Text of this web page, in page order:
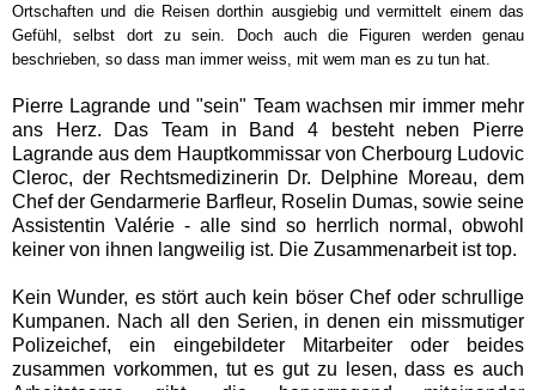
Ortschaften und die Reisen dorthin ausgiebig und vermittelt einem das
Gefühl, selbst dort zu sein. Doch auch die Figuren werden genau
beschrieben, so dass man immer weiss, mit wem man es zu tun hat.
Pierre Lagrande und "sein" Team wachsen mir immer mehr
ans Herz. Das Team in Band 4 besteht neben Pierre
Lagrande aus dem Hauptkommissar von Cherbourg Ludovic
Cleroc, der Rechtsmedizinerin Dr. Delphine Moreau, dem
Chef der Gendarmerie Barfleur, Roselin Dumas, sowie seine
Assistentin Valérie - alle sind so herrlich normal, obwohl
keiner von ihnen langweilig ist. Die Zusammenarbeit ist top.
Kein Wunder, es stört auch kein böser Chef oder schrullige
Kumpanen. Nach all den Serien, in denen ein missmutiger
Polizeichef, ein eingebildeter Mitarbeiter oder beides
zusammen vorkommen, tut es gut zu lesen, dass es auch